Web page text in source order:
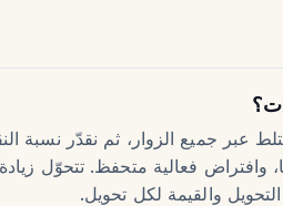
عبر جميع الزوار، ثم نقدّر نسبة
وافتراض فعالية متحفظ. تتحوّل
والقيمة لكل تحويل.